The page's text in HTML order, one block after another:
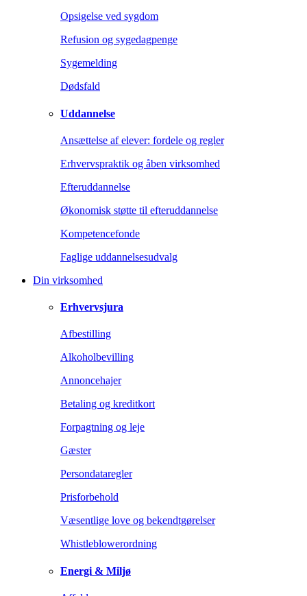
Opsigelse ved sygdom
Refusion og sygedagpenge
Sygemelding
Dødsfald
Uddannelse
Ansættelse af elever: fordele og regler
Erhvervspraktik og åben virksomhed
Efteruddannelse
Økonomisk støtte til efteruddannelse
Kompetencefonde
Faglige uddannelsesudvalg
Din virksomhed
Erhvervsjura
Afbestilling
Alkoholbevilling
Annoncehajer
Betaling og kreditkort
Forpagtning og leje
Gæster
Persondataregler
Prisforbehold
Væsentlige love og bekendtgørelser
Whistleblowerordning
Energi & Miljø